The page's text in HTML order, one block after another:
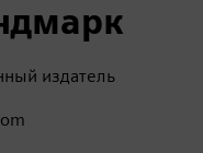
издатель